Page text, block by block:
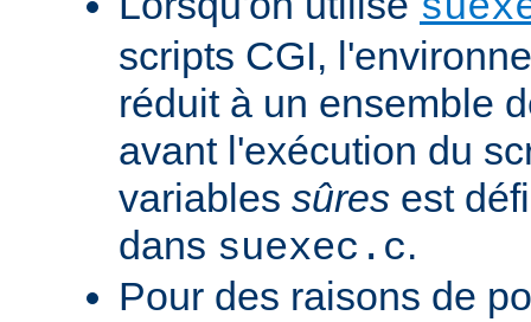
scripts CGI,
réduit à un ensemble
avant l'exécution du
variables sûres est
dans suexec.c.
Pour des raisons de